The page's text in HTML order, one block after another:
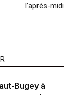
l’après-midi
Bugey à